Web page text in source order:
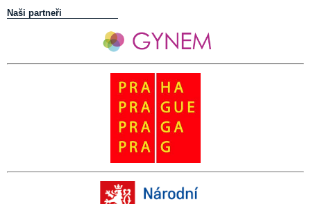
Naši partneři